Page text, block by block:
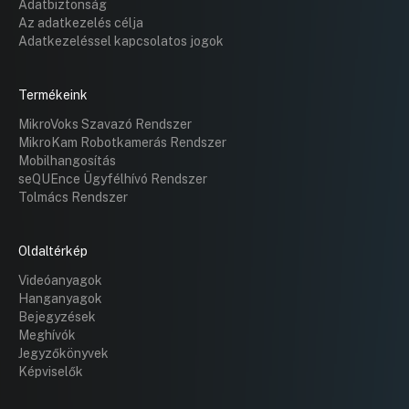
Adatbiztonság
Az adatkezelés célja
Adatkezeléssel kapcsolatos jogok
Termékeink
MikroVoks Szavazó Rendszer
MikroKam Robotkamerás Rendszer
Mobilhangosítás
seQUEnce Ügyfélhívó Rendszer
Tolmács Rendszer
Oldaltérkép
Videóanyagok
Hanganyagok
Bejegyzések
Meghívók
Jegyzőkönyvek
Képviselők